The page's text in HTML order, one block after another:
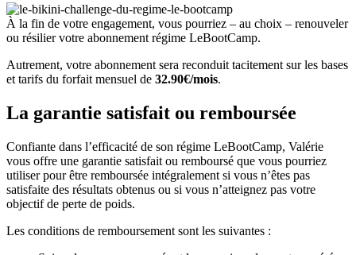
À la fin de votre engagement, vous pourriez – au choix – renouveler
ou résilier votre abonnement régime LeBootCamp.
Autrement, votre abonnement sera reconduit tacitement sur les bases
et tarifs du forfait mensuel de 32.90€/mois.
La garantie satisfait ou remboursée
Confiante dans l’efficacité de son régime LeBootCamp, Valérie
vous offre une garantie satisfait ou remboursé que vous pourriez
utiliser pour être remboursée intégralement si vous n’êtes pas
satisfaite des résultats obtenus ou si vous n’atteignez pas votre
objectif de perte de poids.
Les conditions de remboursement sont les suivantes :